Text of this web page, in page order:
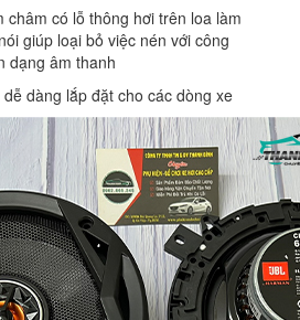
có lỗ thông hơi trên loa làm
giúp loại bỏ việc nén với công
dạng âm thanh
dàng lắp đặt cho các dòng xe